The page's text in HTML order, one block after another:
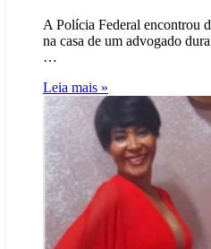
A Polícia Federal encontrou
na casa de um advogado
…
Leia mais »